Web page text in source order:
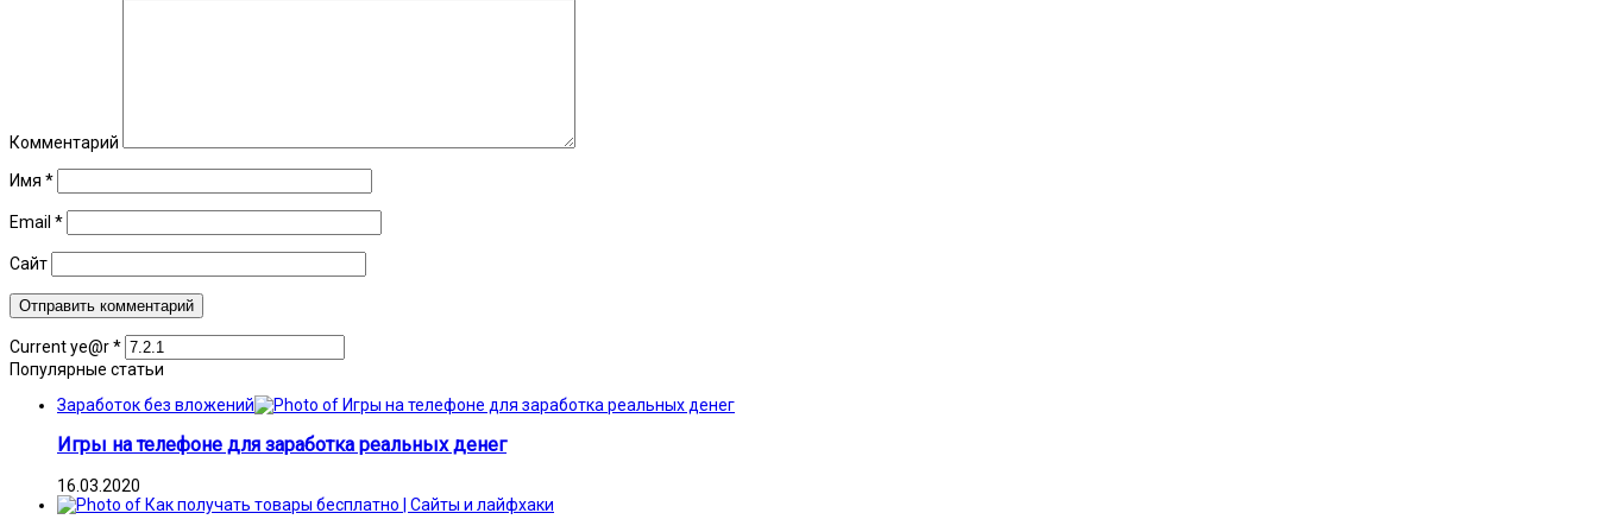
Комментарий
Имя *
Email *
Сайт
Current ye@r*
Популярные статьи
Заработок без вложений
Игры на телефоне для заработка реальных денег
16.03.2020